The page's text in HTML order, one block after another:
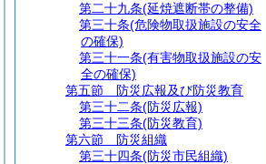
第二十九条(延焼遮断帯の整備)
第三十条(危険物取扱施設の安全
の確保)
第三十一条(有害物取扱施設の安
全の確保)
第五節
防災広報及び防災教育
第三十二条(防災広報)
第三十三条(防災教育)
第六節
防災組織
第三十四条(防災市民組織)